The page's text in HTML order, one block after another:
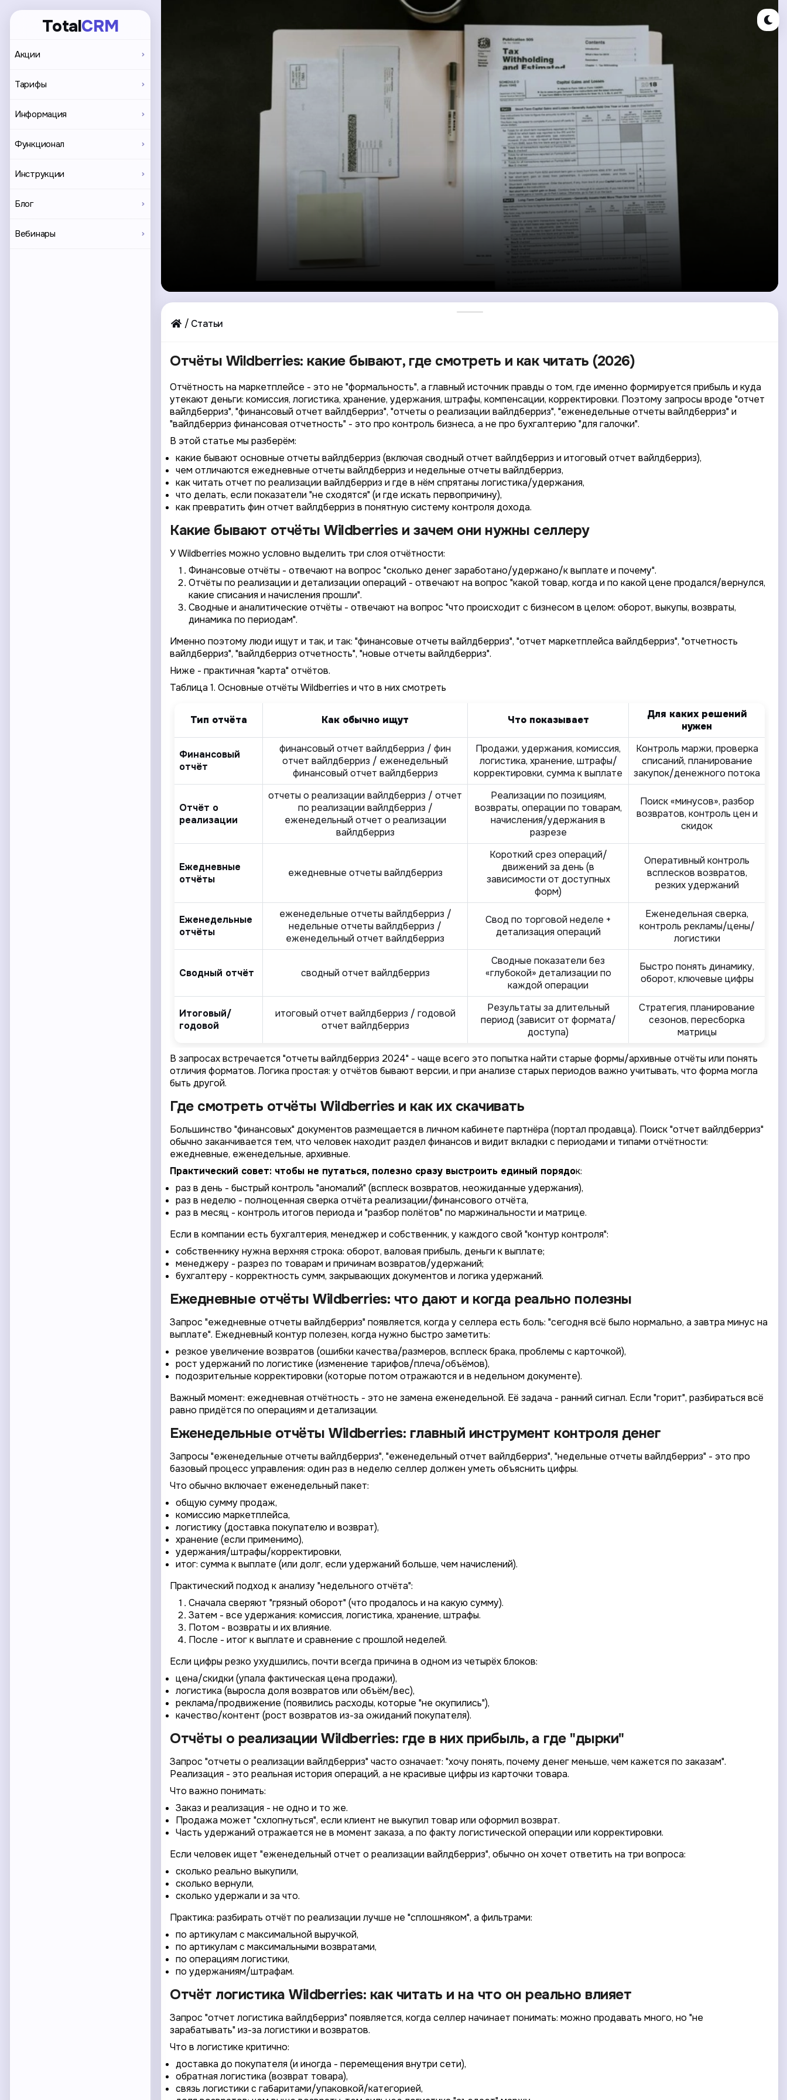
TotalCRM
Акции
Тарифы
Информация
Функционал
Инструкции
Блог
Вебинары
Статьи
Отчёты Wildberries: какие бывают, где смотреть и как читать (2026)
Отчётность на маркетплейсе - это не "формальность", а главный источник правды о том, где именно формируется прибыль и куда
утекают деньги: комиссия, логистика, хранение, удержания, штрафы, компенсации, корректировки. Поэтому запросы вроде "отчет
вайлдберриз", "финансовый отчет вайлдберриз", "отчеты о реализации вайлдберриз", "еженедельные отчеты вайлдберриз" и
"вайлдберриз финансовая отчетность" - это про контроль бизнеса, а не про бухгалтерию "для галочки".
В этой статье мы разберём:
какие бывают основные отчеты вайлдберриз (включая сводный отчет вайлдберриз и итоговый отчет вайлдберриз),
чем отличаются ежедневные отчеты вайлдберриз и недельные отчеты вайлдберриз,
как читать отчет по реализации вайлдберриз и где в нём спрятаны логистика/удержания,
что делать, если показатели "не сходятся" (и где искать первопричину),
как превратить фин отчет вайлдберриз в понятную систему контроля дохода.
Какие бывают отчёты Wildberries и зачем они нужны селлеру
У Wildberries можно условно выделить три слоя отчётности:
Финансовые отчёты - отвечают на вопрос "сколько денег заработано/удержано/к выплате и почему".
Отчёты по реализации и детализации операций - отвечают на вопрос "какой товар, когда и по какой цене продался/вернулся,
какие списания и начисления прошли".
Сводные и аналитические отчёты - отвечают на вопрос "что происходит с бизнесом в целом: оборот, выкупы, возвраты,
динамика по периодам".
Именно поэтому люди ищут и так, и так: "финансовые отчеты вайлдберриз", "отчет маркетплейса вайлдберриз", "отчетность
вайлдберриз", "вайлдберриз отчетность", "новые отчеты вайлдберриз".
Ниже - практичная "карта" отчётов.
Таблица 1. Основные отчёты Wildberries и что в них смотреть
Тип отчёта Как обычно ищут Что показывает
Для каких решений
нужен
Финансовый
отчёт
финансовый отчет вайлдберриз / фин
отчет вайлдберриз / еженедельный
финансовый отчет вайлдберриз
Продажи, удержания, комиссия,
логистика, хранение, штрафы/
корректировки, сумма к выплате
Контроль маржи, проверка
списаний, планирование
закупок/денежного потока
Отчёт о
реализации
отчеты о реализации вайлдберриз / отчет
по реализации вайлдберриз /
еженедельный отчет о реализации
вайлдберриз
Реализации по позициям,
возвраты, операции по товарам,
начисления/удержания в
разрезе
Поиск «минусов», разбор
возвратов, контроль цен и
скидок
Ежедневные
отчёты
ежедневные отчеты вайлдберриз
Короткий срез операций/
движений за день (в
зависимости от доступных
форм)
Оперативный контроль
всплесков возвратов,
резких удержаний
Еженедельные
отчёты
еженедельные отчеты вайлдберриз /
недельные отчеты вайлдберриз /
еженедельный отчет вайлдберриз
Свод по торговой неделе +
детализация операций
Еженедельная сверка,
контроль рекламы/цены/
логистики
Сводный отчёт сводный отчет вайлдберриз
Сводные показатели без
«глубокой» детализации по
каждой операции
Быстро понять динамику,
оборот, ключевые цифры
Итоговый/
годовой
итоговый отчет вайлдберриз / годовой
отчет вайлдберриз
Результаты за длительный
период (зависит от формата/
доступа)
Стратегия, планирование
сезонов, пересборка
матрицы
В запросах встречается "отчеты вайлдберриз 2024" - чаще всего это попытка найти старые формы/архивные отчёты или понять
отличия форматов. Логика простая: у отчётов бывают версии, и при анализе старых периодов важно учитывать, что форма могла
быть другой.
Где смотреть отчёты Wildberries и как их скачивать
Большинство "финансовых" документов размещается в личном кабинете партнёра (портал продавца). Поиск "отчет вайлдберриз"
обычно заканчивается тем, что человек находит раздел финансов и видит вкладки с периодами и типами отчётности:
ежедневные, еженедельные, архивные.
Практический совет: чтобы не путаться, полезно сразу выстроить единый порядок:
раз в день - быстрый контроль "аномалий" (всплеск возвратов, неожиданные удержания),
раз в неделю - полноценная сверка отчёта реализации/финансового отчёта,
раз в месяц - контроль итогов периода и "разбор полётов" по маржинальности и матрице.
Если в компании есть бухгалтерия, менеджер и собственник, у каждого свой "контур контроля":
собственнику нужна верхняя строка: оборот, валовая прибыль, деньги к выплате;
менеджеру - разрез по товарам и причинам возвратов/удержаний;
бухгалтеру - корректность сумм, закрывающих документов и логика удержаний.
Ежедневные отчёты Wildberries: что дают и когда реально полезны
Запрос "ежедневные отчеты вайлдберриз" появляется, когда у селлера есть боль: "сегодня всё было нормально, а завтра минус на
выплате". Ежедневный контур полезен, когда нужно быстро заметить:
резкое увеличение возвратов (ошибки качества/размеров, всплеск брака, проблемы с карточкой),
рост удержаний по логистике (изменение тарифов/плеча/объёмов),
подозрительные корректировки (которые потом отражаются и в недельном документе).
Важный момент: ежедневная отчётность - это не замена еженедельной. Её задача - ранний сигнал. Если "горит", разбираться всё
равно придётся по операциям и детализации.
Еженедельные отчёты Wildberries: главный инструмент контроля денег
Запросы "еженедельные отчеты вайлдберриз", "еженедельный отчет вайлдберриз", "недельные отчеты вайлдберриз" - это про
базовый процесс управления: один раз в неделю селлер должен уметь объяснить цифры.
Что обычно включает еженедельный пакет:
общую сумму продаж,
комиссию маркетплейса,
логистику (доставка покупателю и возврат),
хранение (если применимо),
удержания/штрафы/корректировки,
итог: сумма к выплате (или долг, если удержаний больше, чем начислений).
Практический подход к анализу "недельного отчёта":
Сначала сверяют "грязный оборот" (что продалось и на какую сумму).
Затем - все удержания: комиссия, логистика, хранение, штрафы.
Потом - возвраты и их влияние.
После - итог к выплате и сравнение с прошлой неделей.
Если цифры резко ухудшились, почти всегда причина в одном из четырёх блоков:
цена/скидки (упала фактическая цена продажи),
логистика (выросла доля возвратов или объём/вес),
реклама/продвижение (появились расходы, которые "не окупились"),
качество/контент (рост возвратов из-за ожиданий покупателя).
Отчёты о реализации Wildberries: где в них прибыль, а где "дырки"
Запрос "отчеты о реализации вайлдберриз" часто означает: "хочу понять, почему денег меньше, чем кажется по заказам".
Реализация - это реальная история операций, а не красивые цифры из карточки товара.
Что важно понимать:
Заказ и реализация - не одно и то же.
Продажа может "схлопнуться", если клиент не выкупил товар или оформил возврат.
Часть удержаний отражается не в момент заказа, а по факту логистической операции или корректировки.
Если человек ищет "еженедельный отчет о реализации вайлдберриз", обычно он хочет ответить на три вопроса:
сколько реально выкупили,
сколько вернули,
сколько удержали и за что.
Практика: разбирать отчёт по реализации лучше не "сплошняком", а фильтрами:
по артикулам с максимальной выручкой,
по артикулам с максимальными возвратами,
по операциям логистики,
по удержаниям/штрафам.
Отчёт логистика Wildberries: как читать и на что он реально влияет
Запрос "отчет логистика вайлдберриз" появляется, когда селлер начинает понимать: можно продавать много, но "не
зарабатывать" из-за логистики и возвратов.
Что в логистике критично:
доставка до покупателя (и иногда - перемещения внутри сети),
обратная логистика (возврат товара),
связь логистики с габаритами/упаковкой/категорией,
Подключение к
TotalCRM
Правила обработки персональных данных
Подключение к
TotalCRM
1/4
Подключение к
TotalCRM
*
https:// your-company.totalcrm.ru
2/4
Подключение к
TotalCRM
Ozon
YandexMarket
MegaMarket
3/4
Подключение к
TotalCRM
Не указывать
1 организация
до 3 огранизаций
до 5 организаций
более 5 организаций
4/4
Подключение к
TotalCRM
Не указывать
до 1 млн.
от 1 до 5 млн.
от 5 до 10 млн.
от 10 млн.
Подключение к
TotalCRM